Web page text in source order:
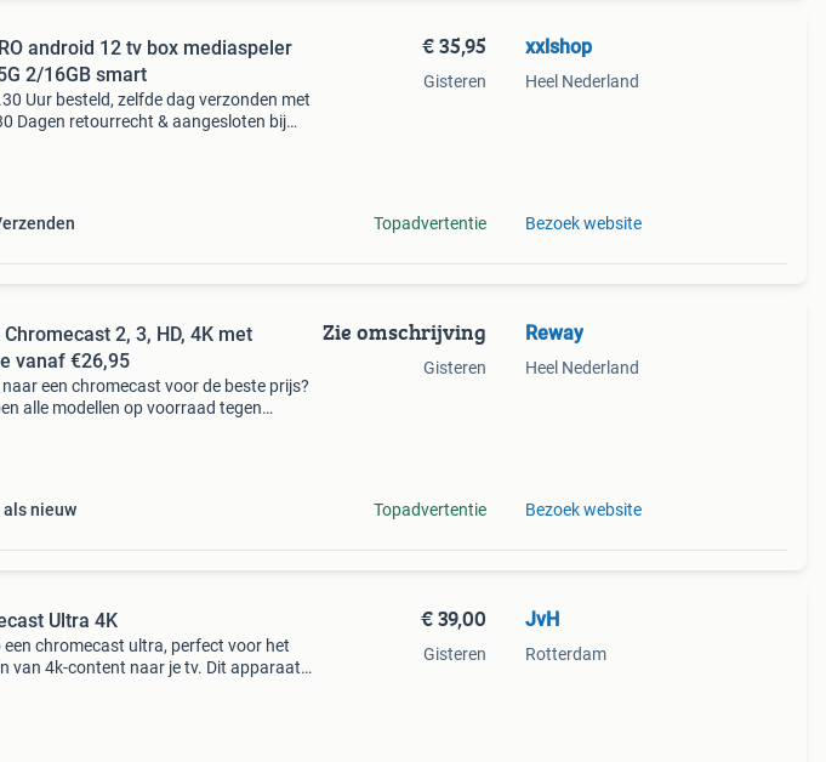
android 12 tv box mediaspeler
2/16GB smart
Uur besteld, zelfde dag verzonden met
Dagen retourrecht & aangesloten bij
€ 35,95
Gisteren
Topadvertentie
xxlshop
Heel Nederland
Bezoek website
2, 3, HD, 4K met
vanaf €26,95
een chromecast voor de beste prijs?
alle modellen op voorraad tegen
als nieuw
Zie omschrijving
Gisteren
Topadvertentie
Reway
Heel Nederland
Bezoek website
Ultra 4K
een chromecast ultra, perfect voor het
van 4k-content naar je tv. Dit apparaat
€ 39,00
Gisteren
JvH
Rotterdam